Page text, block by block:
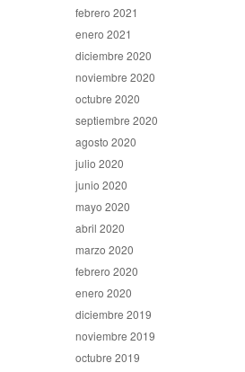
febrero 2021
enero 2021
diciembre 2020
noviembre 2020
octubre 2020
septiembre 2020
agosto 2020
julio 2020
junio 2020
mayo 2020
abril 2020
marzo 2020
febrero 2020
enero 2020
diciembre 2019
noviembre 2019
octubre 2019